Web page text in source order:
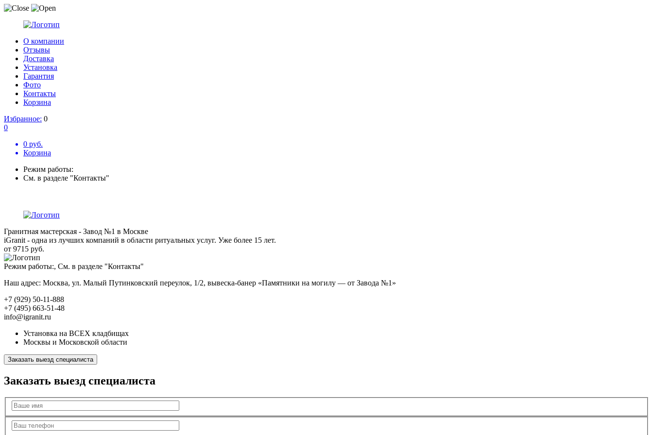
О компании
Отзывы
Доставка
Установка
Гарантия
Фото
Контакты
Корзина
Избранное: 0
0
0 руб.
Корзина
Режим работы:
См. в разделе "Контакты"
Гранитная мастерская - Завод №1 в Москве
iGranit - одна из лучших компаний в области ритуальных услуг. Уже более 15 лет.
от 9715 руб.
Режим работы:, См. в разделе "Контакты"
Наш адрес: Москва, ул. Малый Путинковский переулок, 1/2, вывеска-банер «Памятники на могилу — от Завода №1»
+7 (929) 50-11-888
+7 (495) 663-51-48
info@igranit.ru
Установка на ВСЕХ кладбищах
Москвы и Московской области
Заказать выезд специалиста
Заказать выезд специалиста